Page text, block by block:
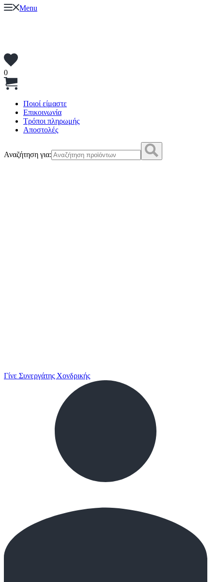
Menu
0
Ποιοί είμαστε
Επικοινωνία
Τρόποι πληρωμής
Αποστολές
Αναζήτηση για:
Γίνε Συνεργάτης Χονδρικής